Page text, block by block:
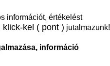
információt, értékelést
kel ( pont ) jutalmazunk!
információ